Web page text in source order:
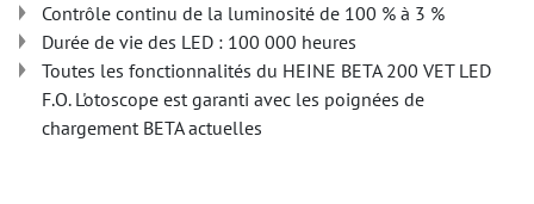
Contrôle continu de la luminosité de 100 % à 3 %
Durée de vie des LED : 100 000 heures
Toutes les fonctionnalités du HEINE BETA 200 VET LED
F.O. L'otoscope est garanti avec les poignées de
chargement BETA actuelles